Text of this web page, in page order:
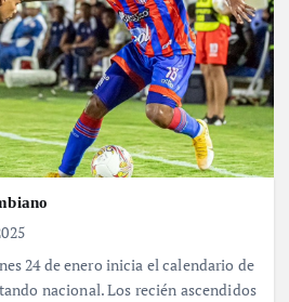
24 de enero inicia el calendario de
nacional. Los recién ascendidos